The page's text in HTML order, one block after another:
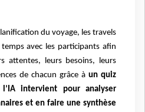
du voyage, les travels
avec les participants afin
attentes, leurs besoins, leurs
de chacun grâce à un quiz
l’IA intervient pour analyser
et en faire une synthèse